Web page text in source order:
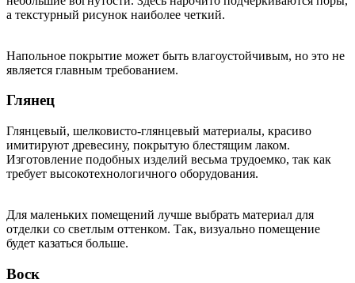
а текстурный рисунок наиболее четкий.
Напольное покрытие может быть влагоустойчивым, но это не
является главным требованием.
Глянец
Глянцевый, шелковисто-глянцевый материалы, красиво
имитируют древесину, покрытую блестящим лаком.
Изготовление подобных изделий весьма трудоемко, так как
требует высокотехнологичного оборудования.
Для маленьких помещений лучше выбрать материал для
отделки со светлым оттенком. Так, визуально помещение
будет казаться больше.
Воск